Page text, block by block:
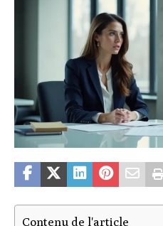
Contenu de l'article